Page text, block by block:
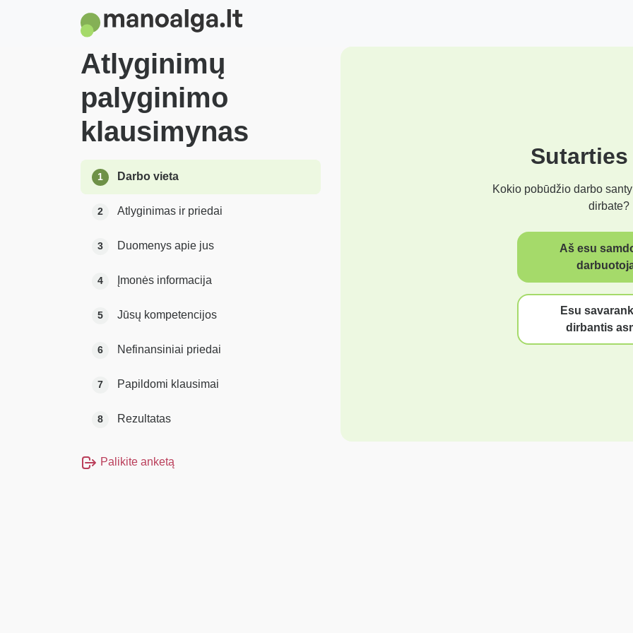
Atlyginimų
palyginimo
klausimynas
1 Darbo vieta
2 Atlyginimas ir priedai
3 Duomenys apie jus
4 Įmonės informacija
5 Jūsų kompetencijos
6 Nefinansiniai priedai
7 Papildomi klausimai
8 Rezultatas
Palikite anketą
Kokio pobūdžio darbo
dirbate?
Aš esu
Esu
dirbantis